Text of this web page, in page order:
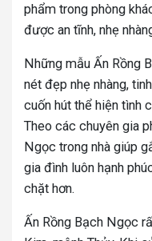
phẩm trong phòng
được an tĩnh, nhẹ
Những mẫu Ấn Rồng
nét đẹp nhẹ nhàng,
cuốn hút thể hiện tình
Theo các chuyên gia
Ngọc trong nhà giúp
gia đình luôn hạnh
chặt hơn.
Ấn Rồng Bạch Ngọc